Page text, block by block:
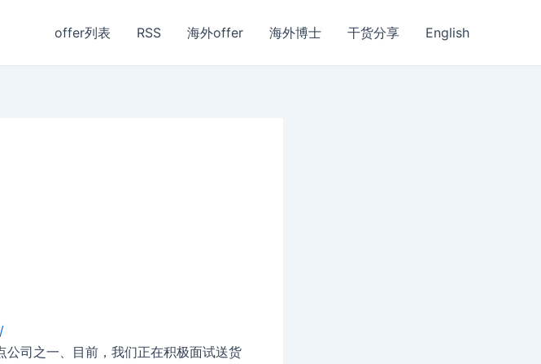
offer列表 RSS 海外offer 海外博士 干货分享 English
司之一、目前，我们正在积极面试送货